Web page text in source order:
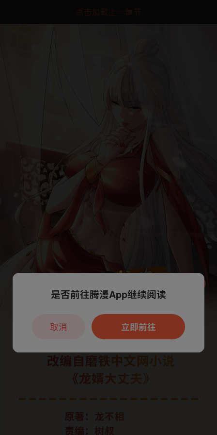
点击加载上一章节
本章节仅支持App阅读，可打开App新用
户7天免费看
是否前往腾漫App继续阅读
立即前往
取消